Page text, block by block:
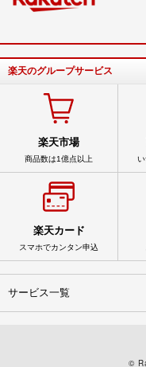
楽天のグループサービス
楽天市場
商品数は1億点以上
楽天カード
スマホでカンタン申込
サービス一覧
©